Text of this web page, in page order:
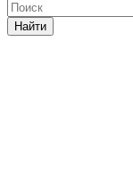
Найти